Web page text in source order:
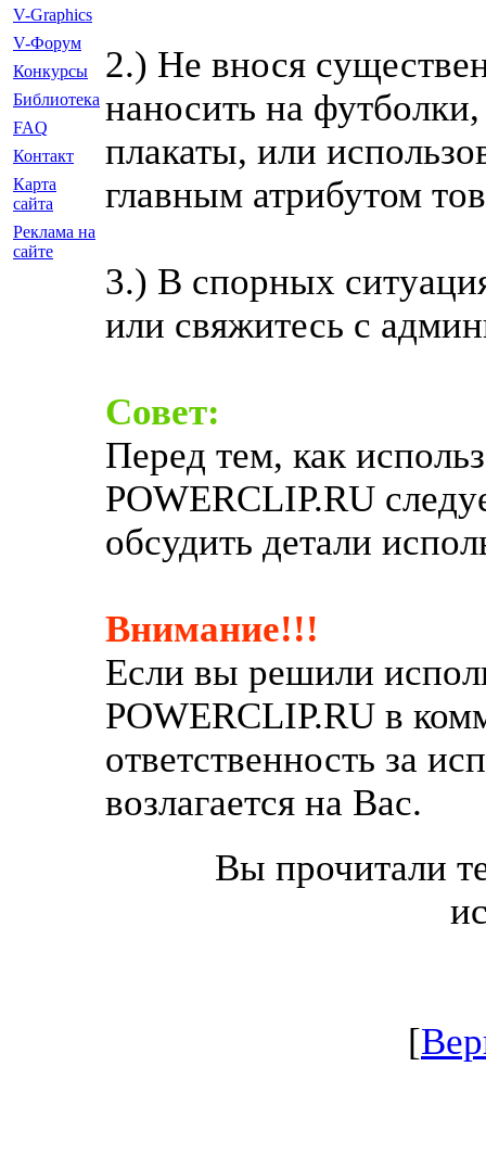
V-Graphics
V-Форум
Конкурсы
Библиотека
FAQ
Контакт
Карта
сайта
Реклама на
сайте
2.) Не внося
наносить на
плакаты, или
главным атрибутом
3.) В спорных
или свяжитесь с
Совет:
Перед тем, как
POWERCLIP.RU
обсудить детали
Внимание!!!
Если вы решили
POWERCLIP.RU в
ответственность за
возлагается на Вас.
Вы прочитали
[